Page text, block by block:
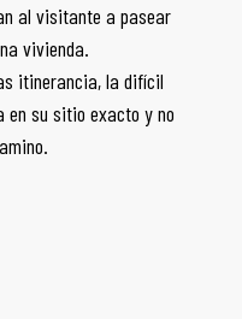
al visitante a pasear
vivienda.
itinerancia, la difícil
en su sitio exacto y no